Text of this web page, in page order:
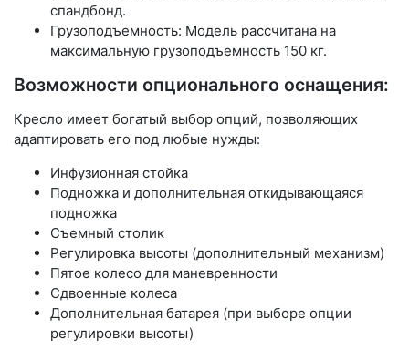
спандбонд.
Грузоподъемность: Модель рассчитана на
максимальную грузоподъемность 150 кг.
Возможности опционального оснащения:
Кресло имеет богатый выбор опций, позволяющих
адаптировать его под любые нужды:
Инфузионная стойка
Подножка и дополнительная откидывающаяся
подножка
Съемный столик
Регулировка высоты (дополнительный механизм)
Пятое колесо для маневренности
Сдвоенные колеса
Дополнительная батарея (при выборе опции
регулировки высоты)